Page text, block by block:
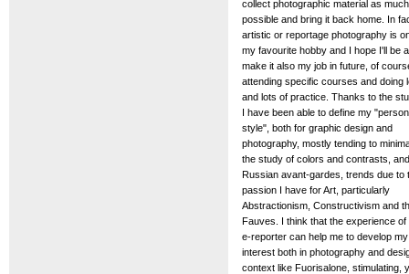
collect photographic material as
possible and bring it back home. In
artistic or reportage photography is
my favourite hobby and I hope I'll be
make it also my job in future, of
attending specific courses and doing
and lots of practice. Thanks to the
I have been able to define my
style", both for graphic design and
photography, mostly tending to
the study of colors and contrasts,
Russian avant-gardes, trends due to
passion I have for Art, particularly
Abstractionism, Constructivism and
Fauves. I think that the experience of
e-reporter can help me to develop my
interest both in photography and
context like Fuorisalone, stimulating,